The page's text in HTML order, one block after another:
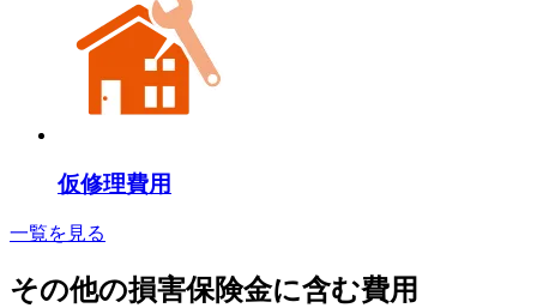
仮修理費用
一覧を見る
その他の損害保険金に含む費用